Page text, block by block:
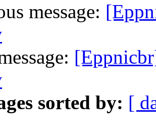
message:
sorted by: [